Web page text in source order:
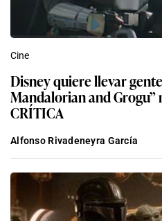
Cine
Disney quiere llevar
Mandalorian and Grogu”
CRÍTICA
Alfonso Rivadeneyra García